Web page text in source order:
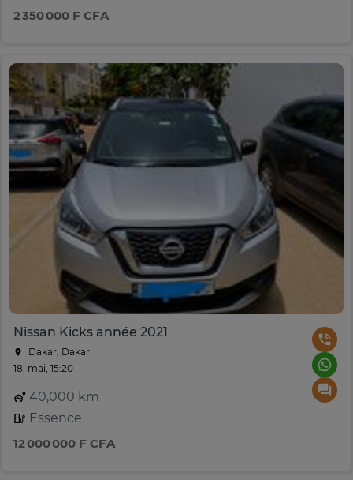
2 350 000 F CFA
Nissan Kicks année 2021
Dakar, Dakar
18. mai, 15:20
40,000 km
Essence
12 000 000 F CFA